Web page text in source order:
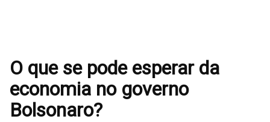
O que se pode esperar da
economia no governo
Bolsonaro?